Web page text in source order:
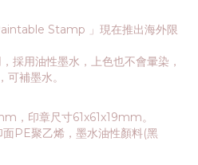
Stamp 」現在推出海外限
採用油性墨水，上色也不會暈染，
補墨水。
，印章尺寸61x61x19mm。
PE聚乙烯，墨水油性顏料(黑